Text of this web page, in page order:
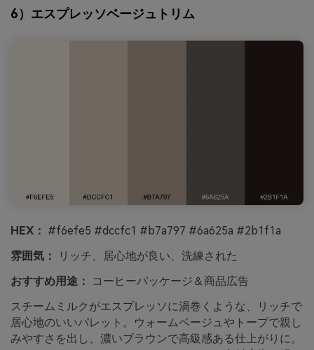
6）エスプレッソベージュトリム
HEX： #f6efe5 #dccfc1 #b7a797 #6a625a #2b1f1a
雰囲気：
リッチ、居心地が良い、洗練された
おすすめ用途：
コーヒーパッケージ＆商品広告
スチームミルクがエスプレッソに渦巻くような、リッチで
居心地のいいパレット。ウォームベージュやトープで親し
みやすさを出し、濃いブラウンで高級感ある仕上がりに。